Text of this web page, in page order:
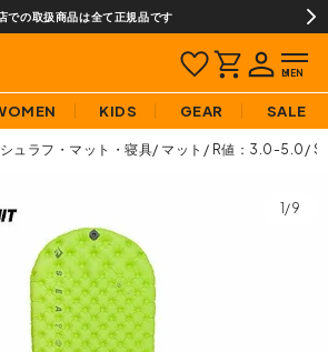
での取扱商品は全て正規品です
KIDS GEAR SALE
シュラフ・マット・寝具 マット R値：3.0-5.0
1/9